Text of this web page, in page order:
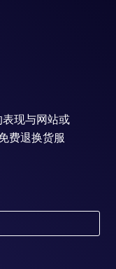
现与网站或
费退换货服